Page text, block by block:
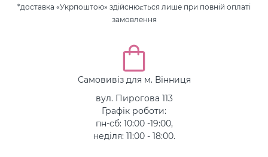
*доставка «Укрпоштою» здійснюється лише при повній оплаті
замовлення
Самовивіз для м. Вінниця
вул. Пирогова 113
Графік роботи:
пн-сб: 10:00 -19:00,
неділя: 11:00 - 18:00.